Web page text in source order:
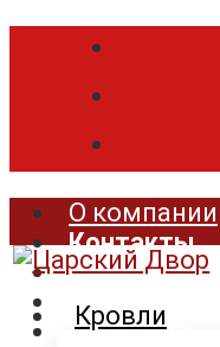
О компании
Контакты
Продукция
Цены
Доставка
Кровли